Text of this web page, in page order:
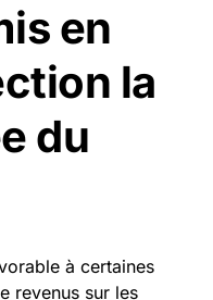
en
la
du
à certaines
revenus sur les